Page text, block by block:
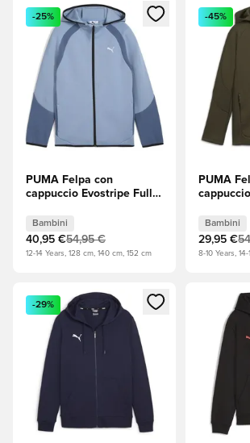
Apre una finestra modale per accedere
-25%
PUMA Felpa con
cappuccio Evostripe Full
Bambini
40,95 €54,95 €
12-14 Years, 128 cm, 140 cm, 152 cm
Apre
-45%
PUMA
oliva)
Bambini
29,95 €
8-10 Years, 14-
Apre una finestra modale per accedere
-29%
Apre